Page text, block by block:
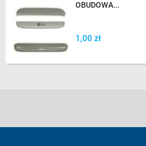
OBUDOWA...
1,00 zł